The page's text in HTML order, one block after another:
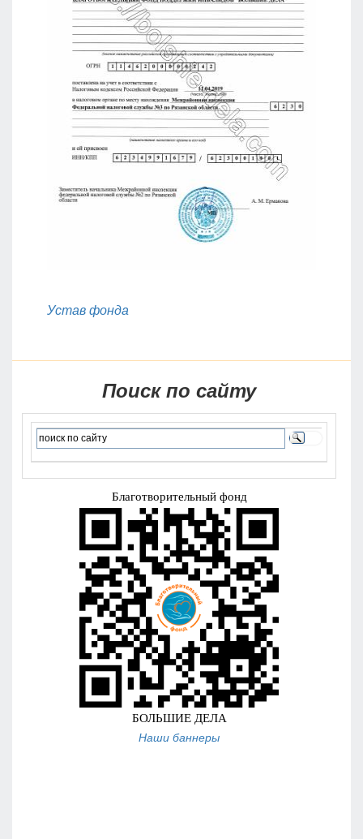
Устав фонда
Поиск по сайту
Наши баннеры